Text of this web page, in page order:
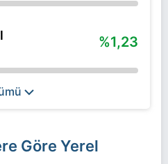
%1,23
Göre Yerel